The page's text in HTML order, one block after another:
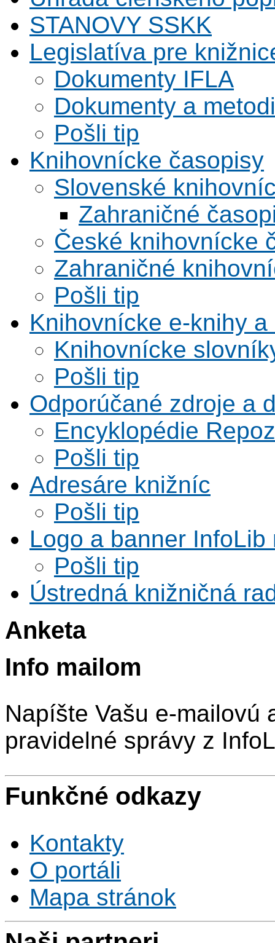
STANOVY SSKK
Legislatíva pre
Dokumenty IFLA
Dokumenty a
Pošli tip
Knihovnícke časopisy
Slovenské
Zahraničné
České knihovnícke
Zahraničné
Pošli tip
Knihovnícke e-knihy
Knihovnícke
Pošli tip
Odporúčané zdroje a
Encyklopédie
Pošli tip
Adresáre knižníc
Pošli tip
Logo a banner InfoLib
Pošli tip
Ústredná knižničná
Anketa
Info mailom
Napíšte Vašu e-mailovú
pravidelné správy z
Funkčné odkazy
Kontakty
O portáli
Mapa stránok